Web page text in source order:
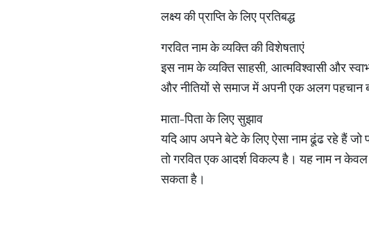
लक्ष्य की प्राप्ति के लिए प्रतिबद्ध
गरवित नाम के व्यक्ति की विशेषताएं
इस नाम के व्यक्ति साहसी, आत्मविश्वासी और
और नीतियों से समाज में अपनी एक अलग पहचान
माता-पिता के लिए सुझाव
यदि आप अपने बेटे के लिए ऐसा नाम ढूंढ रहे हैं जो
तो गरवित एक आदर्श विकल्प है। यह नाम न केवल
सकता है।